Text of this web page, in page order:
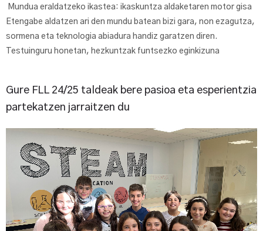
Mundua eraldatzeko ikastea: ikaskuntza aldaketaren motor gisa
Etengabe aldatzen ari den mundu batean bizi gara, non ezagutza,
sormena eta teknologia abiadura handiz garatzen diren.
Testuinguru honetan, hezkuntzak funtsezko eginkizuna
Gure FLL 24/25 taldeak bere pasioa eta esperientzia
partekatzen jarraitzen du